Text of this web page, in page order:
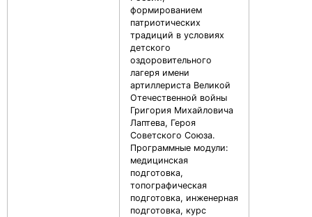
формированием
патриотических
традиций в условиях
детского
оздоровительного
лагеря имени
артиллериста Великой
Отечественной войны
Григория Михайловича
Лаптева, Героя
Советского Союза.
Программные модули:
медицинская
подготовка,
топографическая
подготовка, инженерная
подготовка, курс